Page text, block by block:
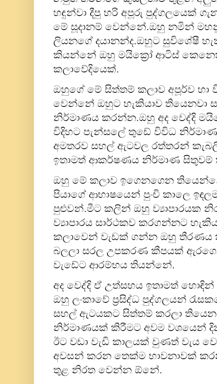
හඳුන්වා දීපු හරි අපූරු පුද්ගලයෙක්
මේ සූදානම් වෙන්නේ.ඔහු නමින්
ලියනගේ දයානන්ද.ඔහුට සුවිශේෂී
කියන්නේ ඔහු මයික්‍රෝ ආටිස්
කලාවේදියෙක්.
ඔහුගේ මේ සිත්තම් කලාව අපූර්ව හා
වෙන්නේ ඔහුට හැකියාව තියෙනවා
නිර්මාණය කරන්න.ඔහු අද වෙද්දි
විදිහට පැන්සලේ තුඩේ විවිධ
අමතරව සහල් ඇටවල රත්තරන්
ඉතාමත් ආකර්ෂණය නිර්මාණ සිතුවම්
ඔහු මේ කලාව ඉගෙනගෙන
පියාගේ ආභාෂයෙන් පුංචි කාලෙ
පුළුවන්.මීට කලින් ඔහු ව්‍යාපාරයක
ව්‍යාපාරය සාර්ථකව කරගන්නට
කලාවෙන් වැඩක් ගන්න ඔහු තීරණය
බලලා සරල උපකරණ කීපයක්
වැඩේට ආරම්භය තියන්නේ.
අද වෙද්දි ඒ උත්සහය ඉතාමත් හොඳින්
ඔහු ලංකාවේ ප්‍රසිද්ධ පුද්ගලයන්
සහල් ඇටයකට සිත්තම් කරලා
නිර්මාණයක් කිරීමට අවම වශයෙන්
ඊට වඩා වැඩි කාලයක් වුණත් වැය
අවසන් කරන තෙක්ම භාවනාවක්
තුළ නිරත වෙන්න ඕනේ.